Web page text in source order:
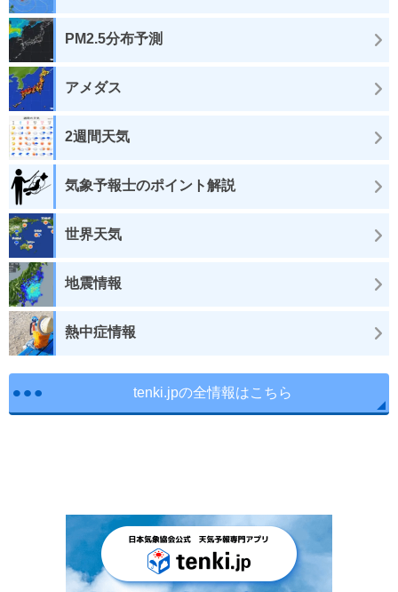
PM2.5分布予測
アメダス
2週間天気
気象予報士のポイント解説
世界天気
地震情報
熱中症情報
tenki.jpの全情報はこちら